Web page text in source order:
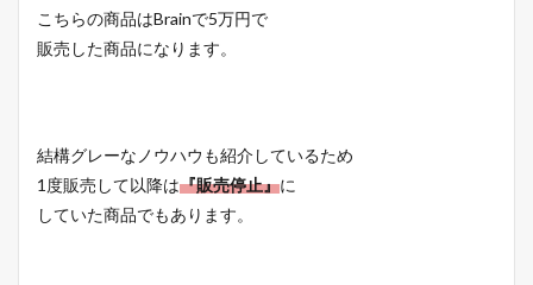
こちらの商品はBrainで5万円で
販売した商品になります。
結構グレーなノウハウも紹介しているため
1度販売して以降は『販売停止』に
していた商品でもあります。